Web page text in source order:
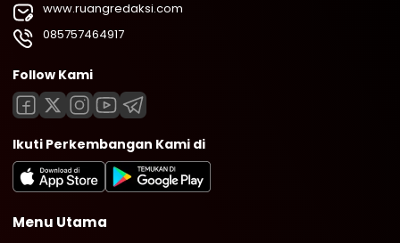
www.ruangredaksi.com
085757464917
Follow Kami
Ikuti Perkembangan Kami di
Menu Utama